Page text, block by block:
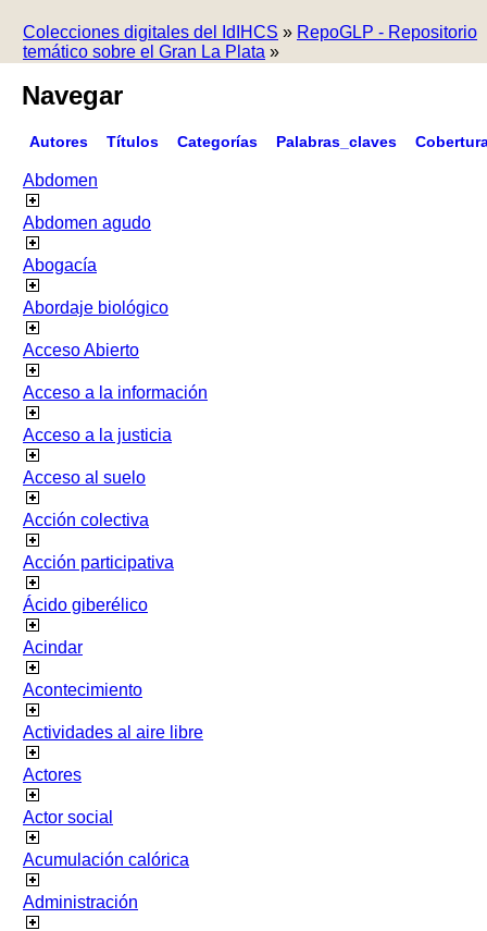
Colecciones digitales del IdIHCS » RepoGLP - Repositorio
temático sobre el Gran La Plata »
Navegar
Autores Títulos Categorías Palabras_claves
Abdomen
Abdomen agudo
Abogacía
Abordaje biológico
Acceso Abierto
Acceso a la información
Acceso a la justicia
Acceso al suelo
Acción colectiva
Acción participativa
Ácido giberélico
Acindar
Acontecimiento
Actividades al aire libre
Actores
Actor social
Acumulación calórica
Administración